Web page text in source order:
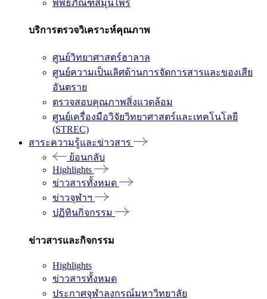
พิพิธภัณฑ์สมุนไพร
บริการตรวจวิเคราะห์คุณภาพ
ศูนย์วิทยาศาสตร์ฮาลาล
ศูนย์ความเป็นเลิศด้านการจัดการสารและของเสีย
อันตราย
ตรวจสอบคุณภาพสิ่งแวดล้อม
ศูนย์เครื่องมือวิจัยวิทยาศาสตร์และเทคโนโลยี
(STREC)
สาระความรู้และข่าวสาร
ย้อนกลับ
Highlights
ข่าวสารทั้งหมด
ข่าวจุฬาฯ
ปฏิทินกิจกรรม
ข่าวสารและกิจกรรม
Highlights
ข่าวสารทั้งหมด
ประกาศจุฬาลงกรณ์มหาวิทยาลัย